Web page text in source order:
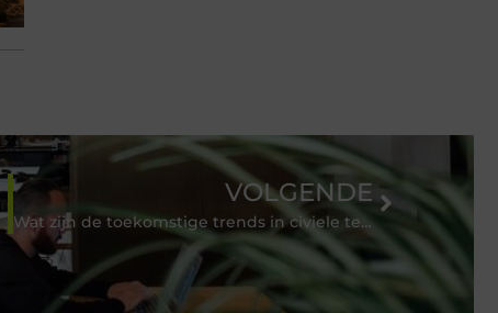
VOLGENDE
Wat zijn de toekomstige trends in civiele techniek voor ingenieursbureaus?